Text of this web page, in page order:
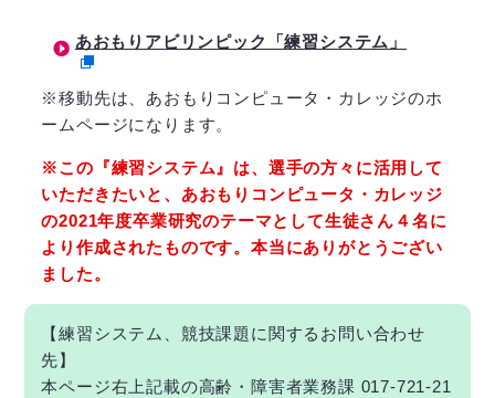
あおもりアビリンピック「練習システム」
※移動先は、あおもりコンピュータ・カレッジのホ
ームページになります。
※この『練習システム』は、選手の方々に活用して
いただきたいと、あおもりコンピュータ・カレッジ
の2021年度卒業研究のテーマとして生徒さん４名に
より作成されたものです。本当にありがとうござい
ました。
【練習システム、競技課題に関するお問い合わせ
先】
本ページ右上記載の高齢・障害者業務課 017-721-21